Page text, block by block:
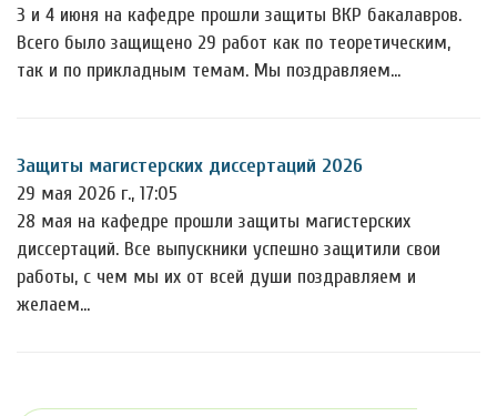
3 и 4 июня на кафедре прошли защиты ВКР бакалавров.
Всего было защищено 29 работ как по теоретическим,
так и по прикладным темам. Мы поздравляем…
Защиты магистерских диссертаций 2026
29 мая 2026 г., 17:05
28 мая на кафедре прошли защиты магистерских
диссертаций. Все выпускники успешно защитили свои
работы, с чем мы их от всей души поздравляем и
желаем…